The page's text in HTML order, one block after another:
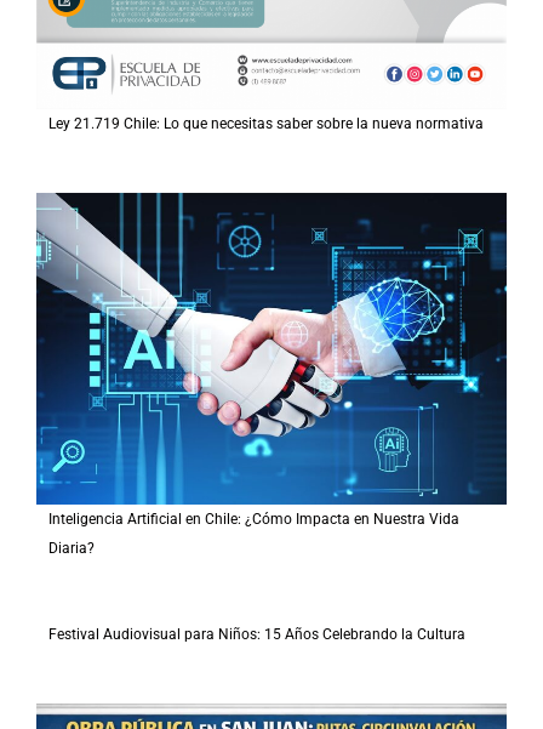
Ley 21.719 Chile: Lo que necesitas saber sobre la nueva normativa
Inteligencia Artificial en Chile: ¿Cómo Impacta en Nuestra Vida
Diaria?
Festival Audiovisual para Niños: 15 Años Celebrando la Cultura